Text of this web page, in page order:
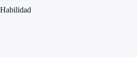
Habilidad